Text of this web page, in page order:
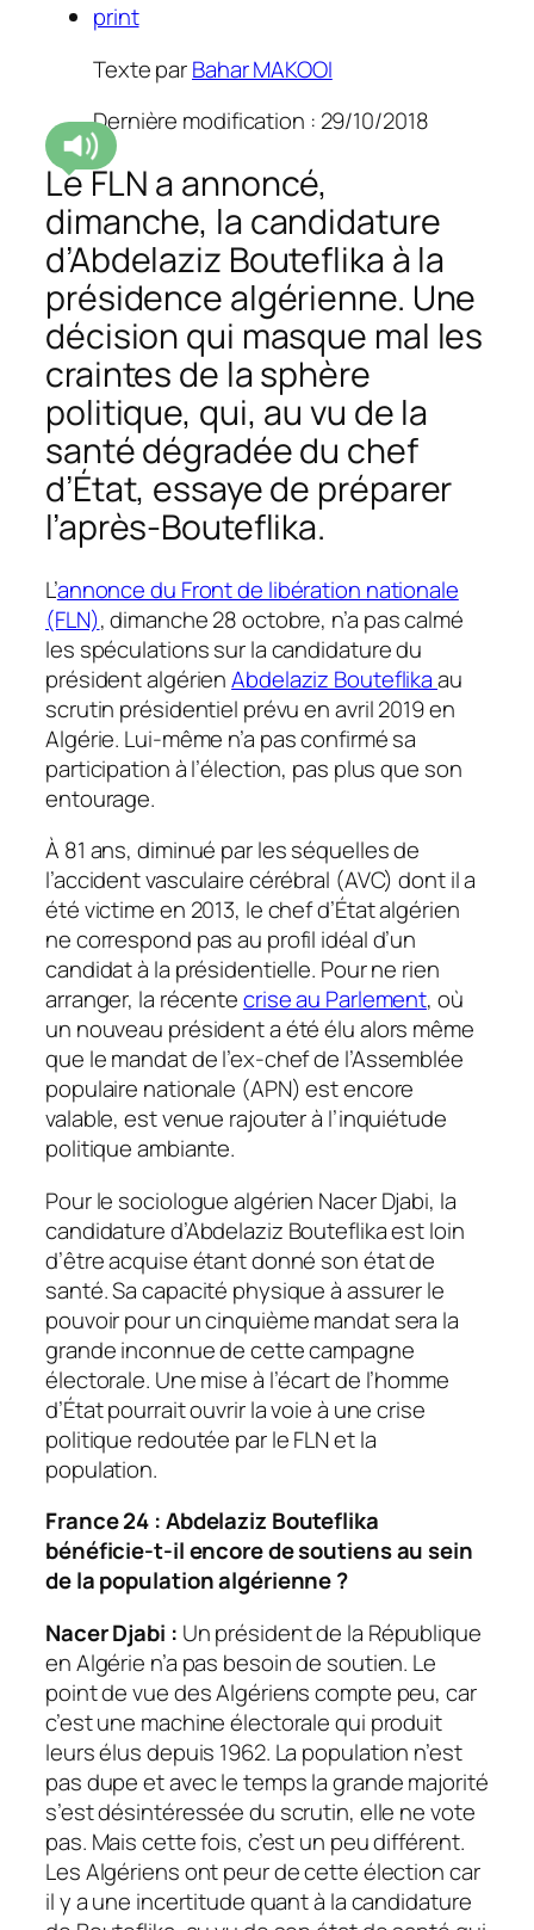
print
Texte parBahar MAKOOI
Dernière modification : 29/10/2018
Le FLN a annoncé,
dimanche, la candidature
d’Abdelaziz Bouteflika à la
présidence algérienne. Une
décision qui masque mal les
craintes de la sphère
politique, qui, au vu de la
santé dégradée du chef
d’État, essaye de préparer
l’après-Bouteflika.
L’annonce du Front de libération nationale
(FLN), dimanche 28 octobre, n’a pas calmé
les spéculations sur la candidature du
président algérienAbdelaziz Bouteflikaau
scrutin présidentiel prévu en avril 2019 en
Algérie. Lui-même n’a pas confirmé sa
participation à l’élection, pas plus que son
entourage.
À 81 ans, diminué par les séquelles de
l’accident vasculaire cérébral (AVC) dont il a
été victime en 2013, le chef d’État algérien
ne correspond pas au profil idéal d’un
candidat à la présidentielle. Pour ne rien
arranger, la récentecrise au Parlement, où
un nouveau président a été élu alors même
que le mandat de l’ex-chef de l’Assemblée
populaire nationale (APN) est encore
valable, est venue rajouter à l’inquiétude
politique ambiante.
Pour le sociologue algérien Nacer Djabi, la
candidature d’Abdelaziz Bouteflika est loin
d’être acquise étant donné son état de
santé. Sa capacité physique à assurer le
pouvoir pour un cinquième mandat sera la
grande inconnue de cette campagne
électorale. Une mise à l’écart de l’homme
d’État pourrait ouvrir la voie à une crise
politique redoutée par le FLN et la
population.
France 24 : Abdelaziz Bouteflika
bénéficie-t-il encore de soutiens au sein
de la population algérienne?
Nacer Djabi : Un président de la République
en Algérie n’a pas besoin de soutien. Le
point de vue des Algériens compte peu, car
c’est une machine électorale qui produit
leurs élus depuis 1962. La population n’est
pas dupe et avec le temps la grande majorité
s’est désintéressée du scrutin, elle ne vote
pas. Mais cette fois, c’est un peu différent.
Les Algériens ont peur de cette élection car
il y a une incertitude quant à la candidature